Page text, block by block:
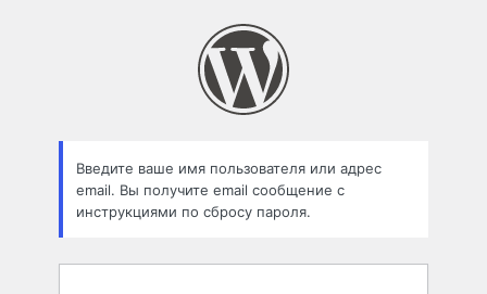
Введите ваше имя пользователя или адрес
email. Вы получите email сообщение с
инструкциями по сбросу пароля.